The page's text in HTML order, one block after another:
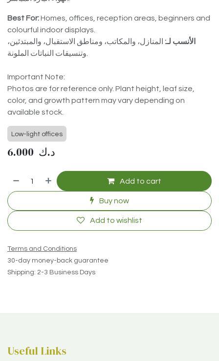
Best For:Homes, offices, reception areas, beginners and
colourful indoor displays.
الأنسب لـ: المنازل، والمكاتب، ومناطق الاستقبال، والمبتدئين،
وتنسيقات النباتات الملونة.
Important Note:
Photos are for reference only. Plant height, leaf size,
color, and growth pattern may vary depending on
available stock.
Low-light offices
6.000 د.ك
Add to cart
Buy now
Add to wishlist
Terms and Conditions
30-day money-back guarantee
Shipping: 2-3 Business Days
Useful Links